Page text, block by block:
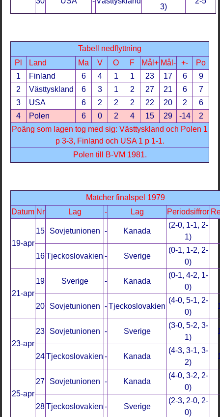
3)
Tabell nedflyttning
Pl
Land Ma V O F Mål+ Mål- +-
Po
1
Finland 6 4 1 1 23 17 6
9
2
Västtyskland 6 3 1 2 27 21 6
7
3
USA 6 2 2 2 22 20 2
6
4
Polen 6 0 2 4 15 29 -14
2
Poäng som lagen tog med sig: Västtyskland och Polen 1
p 3-3, Finland och USA 1 p 1-1.
Polen till B-VM 1981.
Matcher finalspel 1979
Datum Nr Lag - Lag Periodsiffror
19-apr
15 Sovjetunionen - Kanada
(2-0, 1-1, 2-
1)
16 Tjeckoslovakien - Sverige
(0-1, 1-2, 2-
0)
21-apr
19 Sverige - Kanada
(0-1, 4-2, 1-
0)
20 Sovjetunionen - Tjeckoslovakien
(4-0, 5-1, 2-
0)
23-apr
23 Sovjetunionen - Sverige
(3-0, 5-2, 3-
1)
24 Tjeckoslovakien - Kanada
(4-3, 3-1, 3-
2)
25-apr
27 Sovjetunionen - Kanada
(4-0, 3-2, 2-
0)
28 Tjeckoslovakien - Sverige
(2-3, 2-0, 2-
0)